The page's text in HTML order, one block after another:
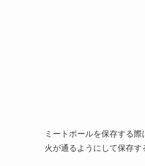
ミートボールを保存する
火が通るようにして保存す